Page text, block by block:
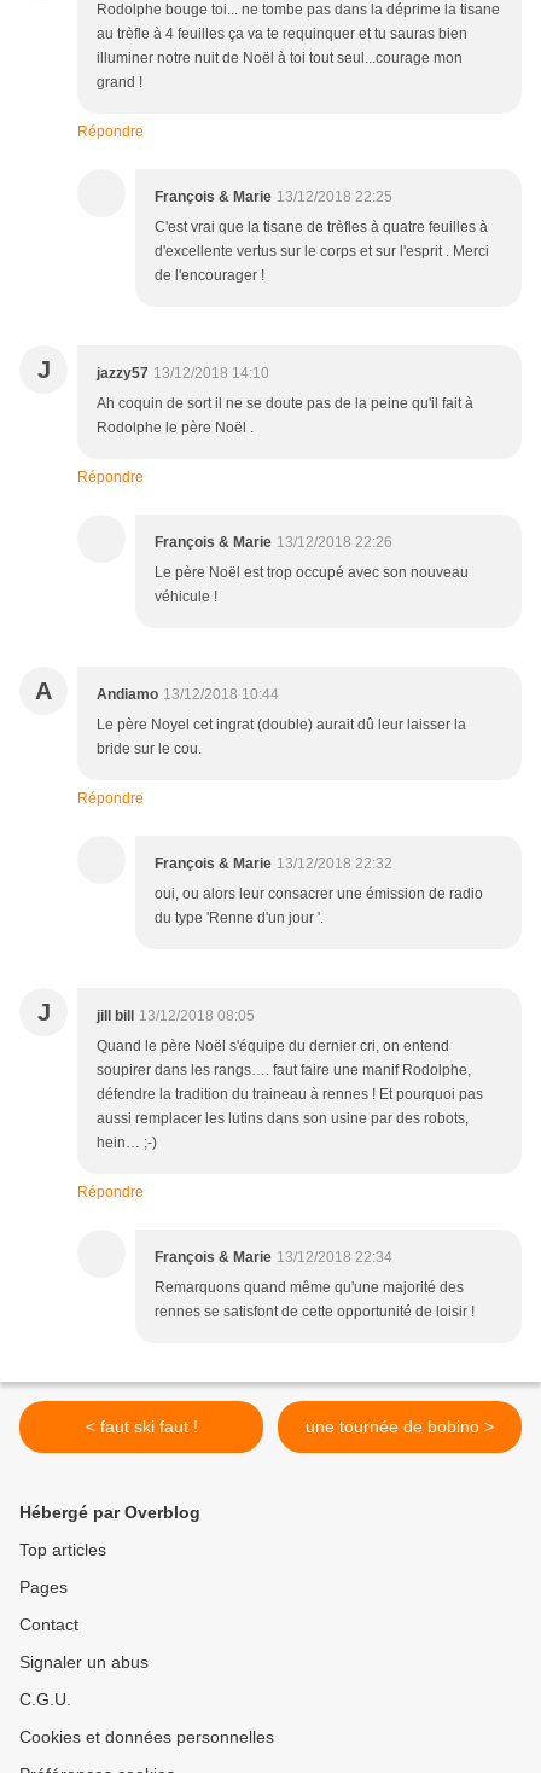
Rodolphe bouge toi... ne tombe pas dans la déprime la tisane
au trèfle à 4 feuilles ça va te requinquer et tu sauras bien
illuminer notre nuit de Noël à toi tout seul...courage mon
grand !
Répondre
François & Marie 13/12/2018 22:25
C'est vrai que la tisane de trèfles à quatre feuilles à
d'excellente vertus sur le corps et sur l'esprit . Merci
de l'encourager !
J jazzy57 13/12/2018 14:10
Ah coquin de sort il ne se doute pas de la peine qu'il fait à
Rodolphe le père Noël .
Répondre
François & Marie 13/12/2018 22:26
Le père Noël est trop occupé avec son nouveau
véhicule !
A Andiamo 13/12/2018 10:44
Le père Noyel cet ingrat (double) aurait dû leur laisser la
bride sur le cou.
Répondre
François & Marie 13/12/2018 22:32
oui, ou alors leur consacrer une émission de radio
du type 'Renne d'un jour '.
J jill bill
13/12/2018 08:05
Quand le père Noël s'équipe du dernier cri, on entend
soupirer dans les rangs…. faut faire une manif Rodolphe,
défendre la tradition du traineau à rennes ! Et pourquoi pas
aussi remplacer les lutins dans son usine par des robots,
hein… ;-)
Répondre
François & Marie 13/12/2018 22:34
Remarquons quand même qu'une majorité des
rennes se satisfont de cette opportunité de loisir !
< faut ski faut ! une tournée de bobino >
Hébergé par Overblog
Top articles
Pages
Contact
Signaler un abus
C.G.U.
Cookies et données personnelles